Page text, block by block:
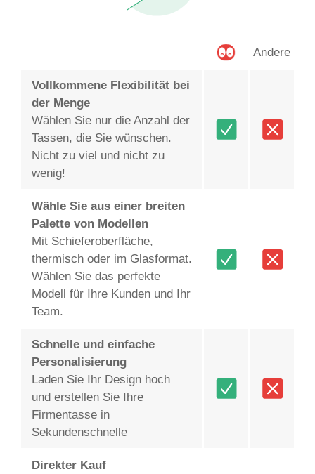
Andere
Vollkommene Flexibilität bei
der Menge
Wählen Sie nur die Anzahl der
Tassen, die Sie wünschen.
Nicht zu viel und nicht zu
wenig!
Wähle Sie aus einer breiten
Palette von Modellen
Mit Schieferoberfläche,
thermisch oder im Glasformat.
Wählen Sie das perfekte
Modell für Ihre Kunden und Ihr
Team.
Schnelle und einfache
Personalisierung
Laden Sie Ihr Design hoch
und erstellen Sie Ihre
Firmentasse in
Sekundenschnelle
Direkter Kauf